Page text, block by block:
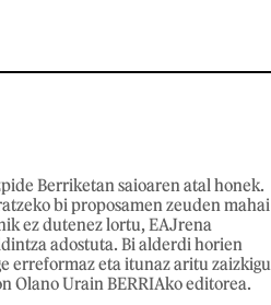
Berriketan saioaren atal honek.
bi proposamen zeuden mahai
ez dutenez lortu, EAJrena
adostuta. Bi alderdi horien
erreformaz eta itunaz aritu zaizkigu
Olano Urain BERRIAko editorea.